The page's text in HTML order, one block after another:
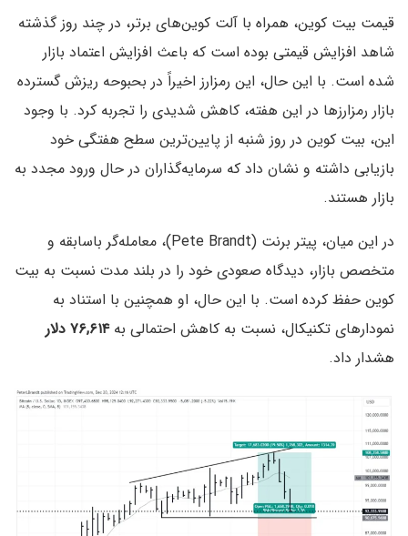
قیمت بیت کوین، همراه با آلت کوین‌های برتر، در چند روز گذشته
شاهد افزایش قیمتی بوده است که باعث افزایش اعتماد بازار
شده است. با این حال، این رمزارز اخیراً در بحبوحه ریزش گسترده
بازار رمزارزها در این هفته، کاهش شدیدی را تجربه کرد. با وجود
این، بیت کوین در روز شنبه از پایین‌ترین سطح هفتگی خود
بازیابی داشته و نشان داد که سرمایه‌گذاران در حال ورود مجدد به
بازار هستند.
در این میان، پیتر برنت (Pete Brandt)، معامله‌گر باسابقه و
متخصص بازار، دیدگاه صعودی خود را در بلند مدت نسبت به بیت
کوین حفظ کرده است. با این حال، او همچنین با استناد به
نمودارهای تکنیکال، نسبت به کاهش احتمالی به ۷۶,۶۱۴ دلار
هشدار داد.